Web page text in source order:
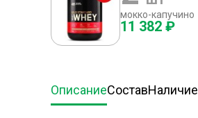
мокко-капучино
11 382 ₽
ОписаниеСоставНаличие